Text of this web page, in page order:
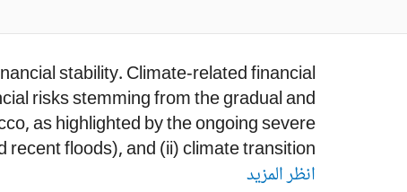
stability. Climate-related financial
risks stemming from the gradual and
as highlighted by the ongoing severe
floods), and (ii) climate transition...
انظر المزيد